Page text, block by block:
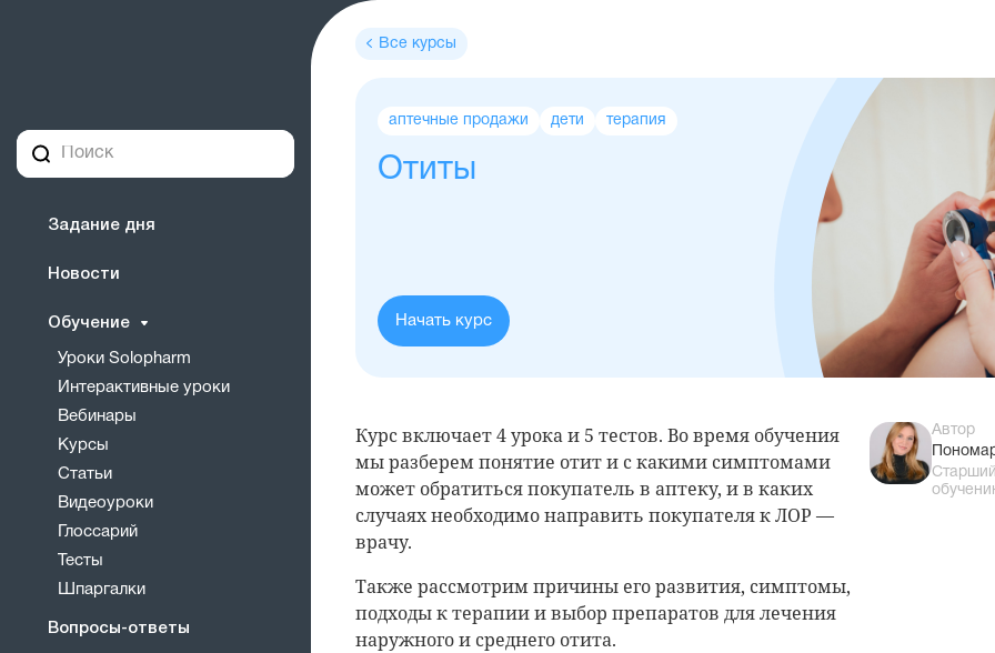
Задание дня
Новости
Обучение
Уроки Solopharm
Интерактивные уроки
Вебинары
Курсы
Статьи
Видеоуроки
Глоссарий
Тесты
Шпаргалки
Вопросы-ответы
Все курсы
Отиты
Теги
аптечные продажи дети терапия
Начать курс
Курс включает 4 урока и 5 тестов. Во время обучения
мы разберем понятие отит и с какими симптомами
может обратиться покупатель в аптеку, и в каких
случаях необходимо направить покупателя к ЛОР —
врачу.
Также рассмотрим причины его развития, симптомы,
подходы к терапии и выбор препаратов для лечения
наружного и среднего отита.
Автор